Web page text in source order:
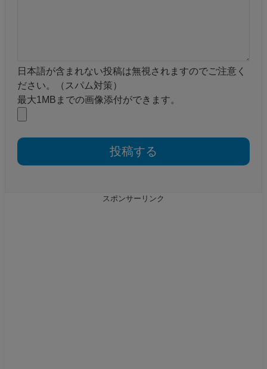
最大1MBまでの画像添付ができます。
日本語が含まれない投稿は無視されますのでご注意く
ださい。（スパム対策）
スポンサーリンク